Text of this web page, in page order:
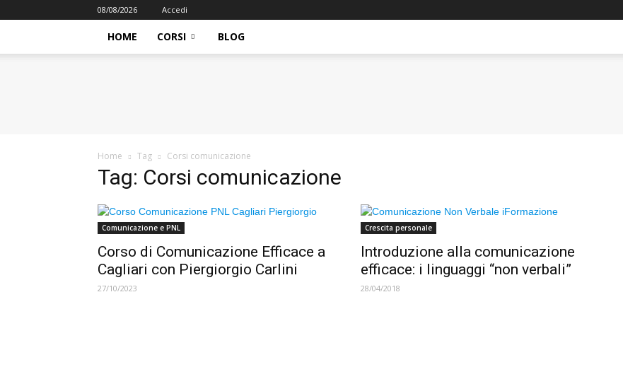
08/08/2026 Accedi
HOME CORSI BLOG
Home Tag Corsi comunicazione
Tag: Corsi comunicazione
Comunicazione e PNL
Corso di Comunicazione Efficace a
Cagliari con Piergiorgio Carlini
27/10/2023
Crescita personale
Introduzione alla comunicazione
efficace: i linguaggi “non verbali”
28/04/2018